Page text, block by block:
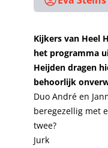
Kijkers van Heel
het programma
Heijden dragen
behoorlijk
Duo André en
beregezellig met
twee?
Jurk